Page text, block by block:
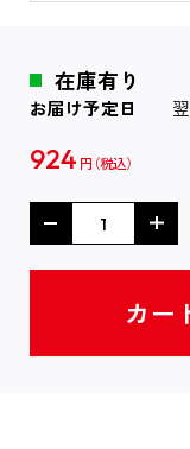
在庫有り
お届け予定日
924 円